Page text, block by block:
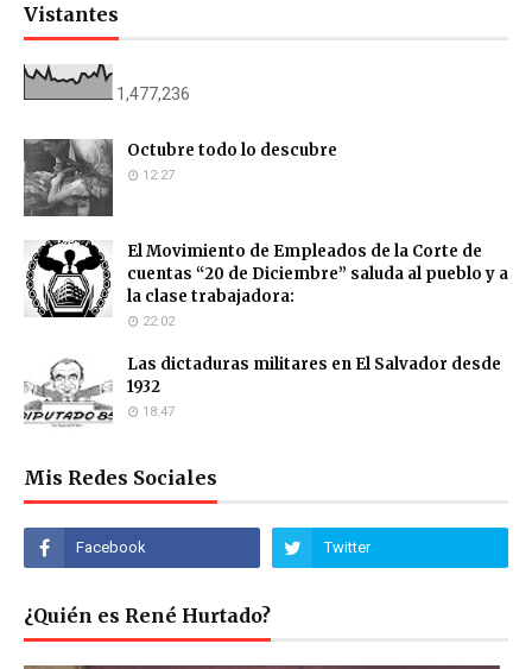
Vistantes
1,477,236
Octubre todo lo descubre
12:27
El Movimiento de Empleados de la Corte de
cuentas “20 de Diciembre” saluda al pueblo y a
la clase trabajadora:
22:02
Las dictaduras militares en El Salvador desde
1932
18:47
Mis Redes Sociales
¿Quién es René Hurtado?